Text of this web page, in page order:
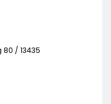
/ 13435